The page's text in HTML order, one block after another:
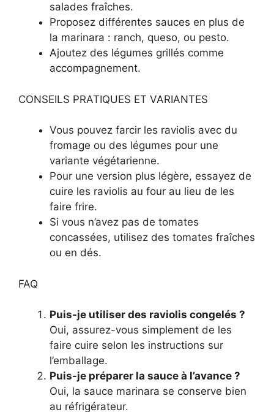
salades fraîches.
Proposez différentes sauces en plus de
la marinara : ranch, queso, ou pesto.
Ajoutez des légumes grillés comme
accompagnement.
CONSEILS PRATIQUES ET VARIANTES
Vous pouvez farcir les raviolis avec du
fromage ou des légumes pour une
variante végétarienne.
Pour une version plus légère, essayez de
cuire les raviolis au four au lieu de les
faire frire.
Si vous n’avez pas de tomates
concassées, utilisez des tomates fraîches
ou en dés.
FAQ
Puis-je utiliser des raviolis congelés ?
Oui, assurez-vous simplement de les
faire cuire selon les instructions sur
l’emballage.
Puis-je préparer la sauce à l’avance ?
Oui, la sauce marinara se conserve bien
au réfrigérateur.